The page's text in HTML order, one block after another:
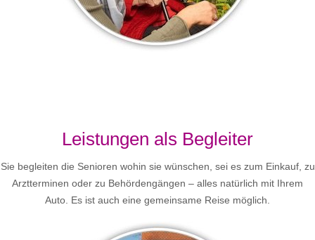
Leistungen als Begleiter
Sie begleiten die Senioren wohin sie wünschen, sei es zum Einkauf, zu
Arztterminen oder zu Behördengängen – alles natürlich mit Ihrem
Auto. Es ist auch eine gemeinsame Reise möglich.